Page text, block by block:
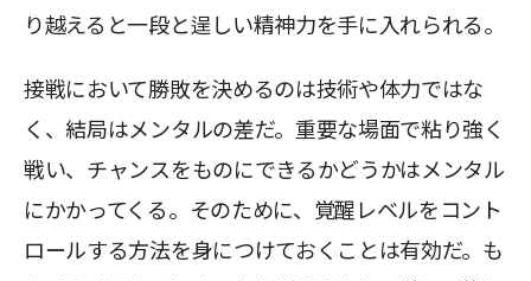
り越えると一段と逞しい精神力を手に入れられる。
接戦において勝敗を決めるのは技術や体力ではな
く、結局はメンタルの差だ。重要な場面で粘り強く
戦い、チャンスをものにできるかどうかはメンタル
にかかってくる。そのために、覚醒レベルをコント
ロールする方法を身につけておくことは有効だ。も